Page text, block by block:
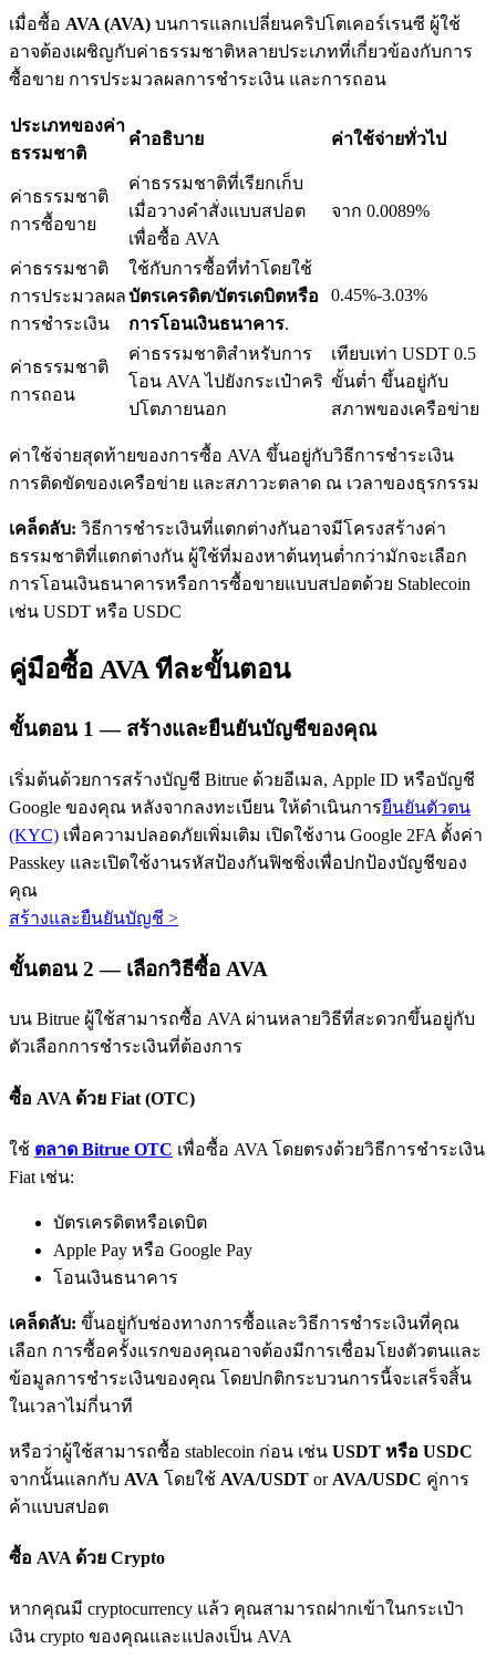
บริการยืมเงินที่ได้รับการสนับสนุนจาก Crypto
ลงทุนอัตโนมัติ
คว้าผลกำไรระยะยาวและผลประโยชน์ที่ยืดหยุ่น
เรียนรู้ Staking
เรียนรู้เกี่ยวกับการสร้างรายได้แบบพาสซีฟ
พันธมิตร Bitrue
มากถึง 65% คอมมิชชั่น!
การแนะนำ
เชิญเพื่อนเพื่อรับรางวัลเงินสด
BTC Welcome Rewards
เมื่อซื้อ AVA (AVA) บนการแลกเปลี่ยนคริปโตเคอร์เรนซี ผู้ใช้
อาจต้องเผชิญกับค่าธรรมชาติหลายประเภทที่เกี่ยวข้องกับการ
ซื้อขาย การประมวลผลการชำระเงิน และการถอน
ประเภทของค่า
ธรรมชาติ
คำอธิบาย ค่าใช้จ่ายทั่วไป
ค่าธรรมชาติ
การซื้อขาย
ค่าธรรมชาติที่เรียกเก็บ
เมื่อวางคำสั่งแบบสปอต
เพื่อซื้อ AVA
จาก 0.0089%
ค่าธรรมชาติ
การประมวลผล
การชำระเงิน
ใช้กับการซื้อที่ทำโดยใช้
บัตรเครดิต/บัตรเดบิตหรือ
การโอนเงินธนาคาร.
0.45%-3.03%
ค่าธรรมชาติ
การถอน
ค่าธรรมชาติสำหรับการ
โอน AVA ไปยังกระเป๋าคริ
ปโตภายนอก
เทียบเท่า USDT 0.5
ขั้นต่ำ ขึ้นอยู่กับ
สภาพของเครือข่าย
ค่าใช้จ่ายสุดท้ายของการซื้อ AVA ขึ้นอยู่กับวิธีการชำระเงิน
การติดขัดของเครือข่าย และสภาวะตลาด ณ เวลาของธุรกรรม
เคล็ดลับ: วิธีการชำระเงินที่แตกต่างกันอาจมีโครงสร้างค่า
ธรรมชาติที่แตกต่างกัน ผู้ใช้ที่มองหาต้นทุนต่ำกว่ามักจะเลือก
การโอนเงินธนาคารหรือการซื้อขายแบบสปอตด้วย Stablecoin
เช่น USDT หรือ USDC
คู่มือซื้อ AVA ทีละขั้นตอน
ขั้นตอน 1 — สร้างและยืนยันบัญชีของคุณ
เริ่มต้นด้วยการสร้างบัญชี Bitrue ด้วยอีเมล, Apple ID หรือบัญชี
Google ของคุณ หลังจากลงทะเบียน ให้ดำเนินการยืนยันตัวตน
(KYC) เพื่อความปลอดภัยเพิ่มเติม เปิดใช้งาน Google 2FA ตั้งค่า
Passkey และเปิดใช้งานรหัสป้องกันฟิชชิ่งเพื่อปกป้องบัญชีของ
คุณ
สร้างและยืนยันบัญชี >
ขั้นตอน 2 — เลือกวิธีซื้อ AVA
บน Bitrue ผู้ใช้สามารถซื้อ AVA ผ่านหลายวิธีที่สะดวกขึ้นอยู่กับ
ตัวเลือกการชำระเงินที่ต้องการ
ซื้อ AVA ด้วย Fiat (OTC)
ใช้ ตลาด Bitrue OTC เพื่อซื้อ AVA โดยตรงด้วยวิธีการชำระเงิน
Fiat เช่น:
บัตรเครดิตหรือเดบิต
Apple Pay หรือ Google Pay
โอนเงินธนาคาร
เคล็ดลับ: ขึ้นอยู่กับช่องทางการซื้อและวิธีการชำระเงินที่คุณ
เลือก การซื้อครั้งแรกของคุณอาจต้องมีการเชื่อมโยงตัวตนและ
ข้อมูลการชำระเงินของคุณ โดยปกติกระบวนการนี้จะเสร็จสิ้น
ในเวลาไม่กี่นาที
หรือว่าผู้ใช้สามารถซื้อ stablecoin ก่อน เช่น USDT หรือ USDC
จากนั้นแลกกับ AVA โดยใช้ AVA/USDT or AVA/USDC คู่การ
ค้าแบบสปอต
ซื้อ AVA ด้วย Crypto
หากคุณมี cryptocurrency แล้ว คุณสามารถฝากเข้าในกระเป๋า
เงิน crypto ของคุณและแปลงเป็น AVA